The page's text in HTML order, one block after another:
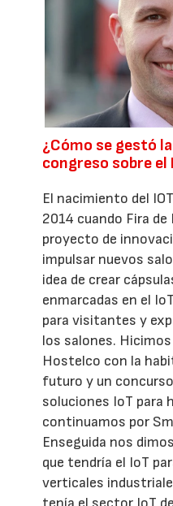
¿Cómo se gestó
congreso sobre
El nacimiento del
2014 cuando Fira
proyecto de
impulsar nuevos
idea de crear
enmarcadas en el
para visitantes y
los salones.
Hostelco con la
futuro y un
soluciones IoT para
continuamos por
Enseguida nos
que tendría el IoT
verticales